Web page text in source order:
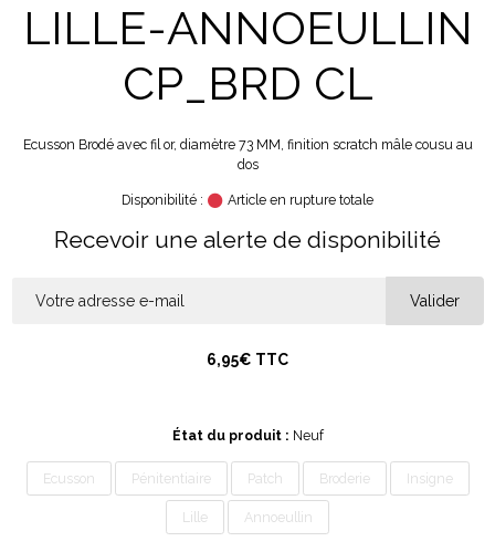
LILLE-ANNOEULLIN
CP_BRD CL
Ecusson Brodé avec fil or, diamètre 73 MM, finition scratch mâle cousu au
dos
Disponibilité : Article en rupture totale
Recevoir une alerte de disponibilité
Valider
6,95€ TTC
État du produit : Neuf
Ecusson Pénitentiaire Patch Broderie Insigne
Lille Annoeullin